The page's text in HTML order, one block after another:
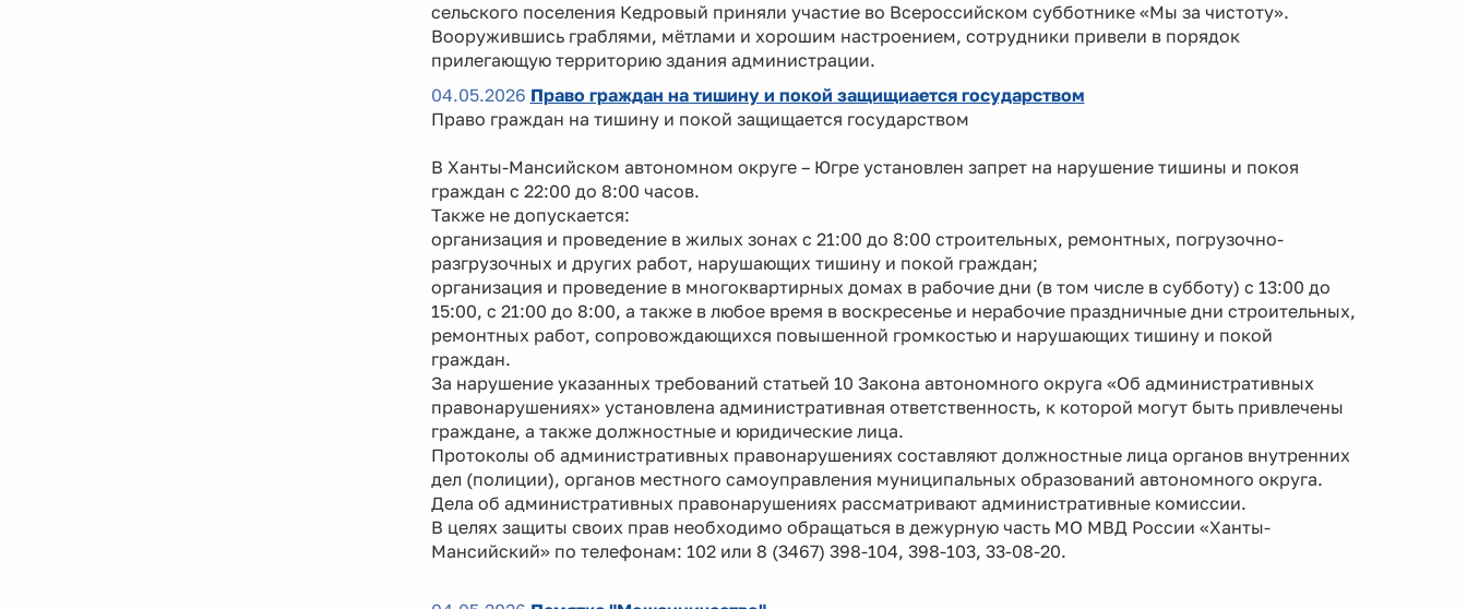
сельского поселения Кедровый приняли участие во Всероссийском субботнике «Мы за чистоту».
Вооружившись граблями, мётлами и хорошим настроением, сотрудники привели в порядок
прилегающую территорию здания администрации.
04.05.2026 Право граждан на тишину и покой защищиается государством
Право граждан на тишину и покой защищается государством
В Ханты-Мансийском автономном округе – Югре установлен запрет на нарушение тишины и покоя
граждан с 22:00 до 8:00 часов.
Также не допускается:
организация и проведение в жилых зонах с 21:00 до 8:00 строительных, ремонтных, погрузочно-
разгрузочных и других работ, нарушающих тишину и покой граждан;
организация и проведение в многоквартирных домах в рабочие дни (в том числе в субботу) с 13:00 до
15:00, с 21:00 до 8:00, а также в любое время в воскресенье и нерабочие праздничные дни строительных,
ремонтных работ, сопровождающихся повышенной громкостью и нарушающих тишину и покой
граждан.
За нарушение указанных требований статьей 10 Закона автономного округа «Об административных
правонарушениях» установлена административная ответственность, к которой могут быть привлечены
граждане, а также должностные и юридические лица.
Протоколы об административных правонарушениях составляют должностные лица органов внутренних
дел (полиции), органов местного самоуправления муниципальных образований автономного округа.
Дела об административных правонарушениях рассматривают административные комиссии.
В целях защиты своих прав необходимо обращаться в дежурную часть МО МВД России «Ханты-
Мансийский» по телефонам: 102 или 8 (3467) 398-104, 398-103, 33-08-20.